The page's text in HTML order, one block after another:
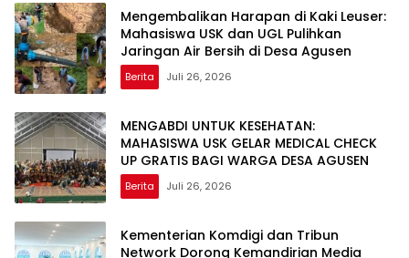
Mengembalikan Harapan di Kaki Leuser:
Mahasiswa USK dan UGL Pulihkan
Jaringan Air Bersih di Desa Agusen
Berita Juli 26, 2026
MENGABDI UNTUK KESEHATAN:
MAHASISWA USK GELAR MEDICAL CHECK
Berita Juli 26, 2026
Kementerian Komdigi dan Tribun
Network Dorong Kemandirian Media